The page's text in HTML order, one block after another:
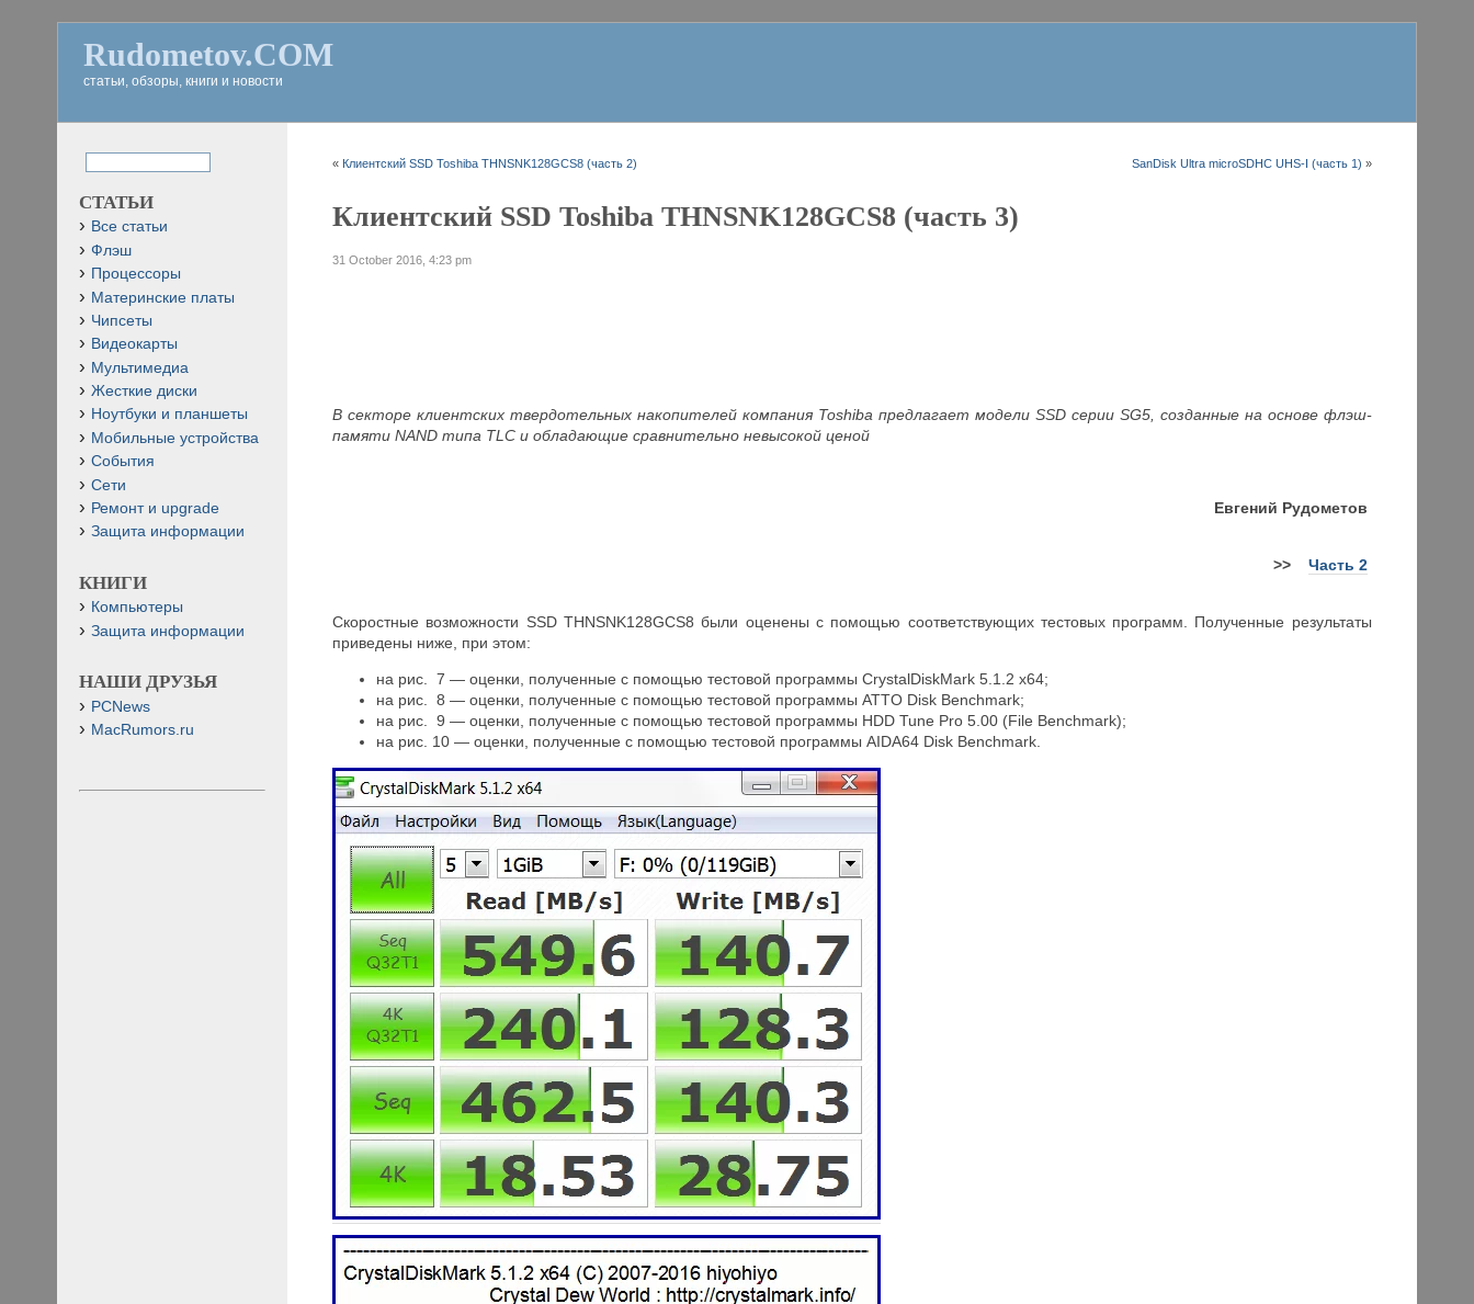
Rudometov.COM
статьи, обзоры, книги и новости
« Клиентский SSD Toshiba THNSNK128GCS8 (часть 2) SanDisk Ultra microSDHC UHS-I (часть 1) »
Клиентский SSD Toshiba THNSNK128GCS8 (часть 3)
31 October 2016, 4:23 pm
В секторе клиентских твердотельных накопителей компания Toshiba предлагает модели SSD серии SG5, созданные на основе флэш-
памяти NAND типа TLC и обладающие сравнительно невысокой ценой
Евгений Рудометов
>> Часть 2
Скоростные возможности SSD THNSNK128GCS8 были оценены с помощью соответствующих тестовых программ. Полученные результаты
приведены ниже, при этом:
на рис. 7 — оценки, полученные с помощью тестовой программы CrystalDiskMark 5.1.2 x64;
на рис. 8 — оценки, полученные с помощью тестовой программы ATTO Disk Benchmark;
на рис. 9 — оценки, полученные с помощью тестовой программы HDD Tune Pro 5.00 (File Benchmark);
на рис. 10 — оценки, полученные с помощью тестовой программы AIDA64 Disk Benchmark.
СТАТЬИ
Все статьи
Флэш
Процессоры
Материнские платы
Чипсеты
Видеокарты
Мультимедиа
Жесткие диски
Ноутбуки и планшеты
Мобильные устройства
События
Сети
Ремонт и upgrade
Защита информации
КНИГИ
Компьютеры
Защита информации
НАШИ ДРУЗЬЯ
PCNews
MacRumors.ru